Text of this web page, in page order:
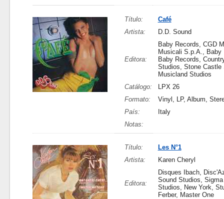
Título:
Café
Artista:
D.D. Sound
Editora:
Baby Records, CGD
Musicali S.p.A., Baby
Baby Records,
Studios, Stone Castle
Musicland Studios
Catálogo:
LPX 26
Formato:
Vinyl, LP, Album,
País:
Italy
Notas:
Título:
Les N°1
Artista:
Karen Cheryl
Editora:
Disques Ibach,
Sound Studios,
Studios, New York,
Ferber, Master One